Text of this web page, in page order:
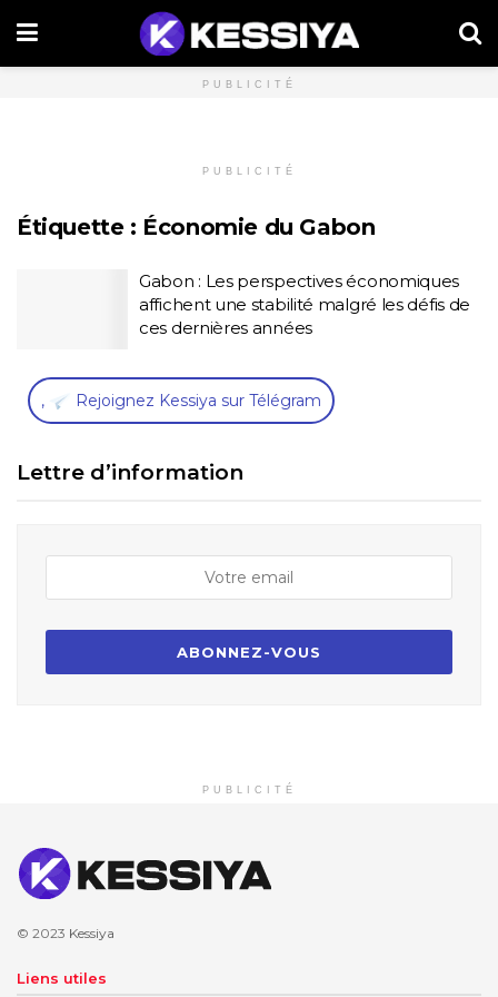
PUBLICITÉ
PUBLICITÉ
Étiquette : Économie du Gabon
Gabon : Les perspectives économiques
affichent une stabilité malgré les défis de
ces dernières années
, Rejoignez Kessiya sur Télégram
Lettre d’information
PUBLICITÉ
© 2023 Kessiya
Liens utiles